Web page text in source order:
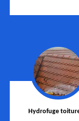
Hydrofuge